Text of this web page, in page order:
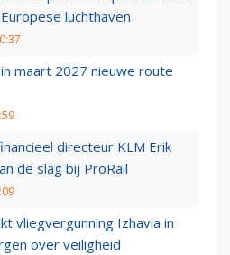
luchthaven
maart 2027 nieuwe route
directeur KLM Erik
de slag bij ProRail
vliegvergunning Izhavia in
over veiligheid